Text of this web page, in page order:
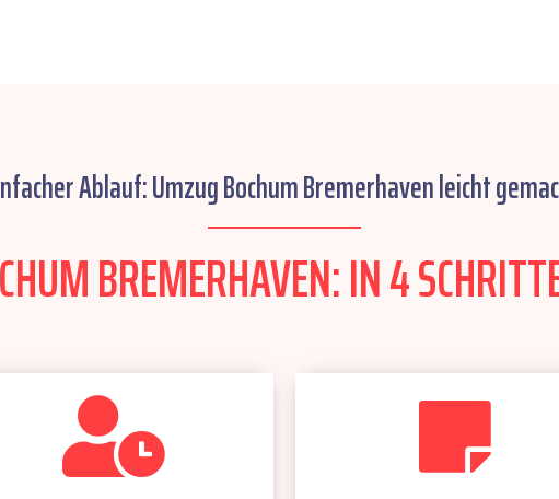
Ablauf: Umzug Bochum Bremerhaven leicht
BREMERHAVEN: IN 4